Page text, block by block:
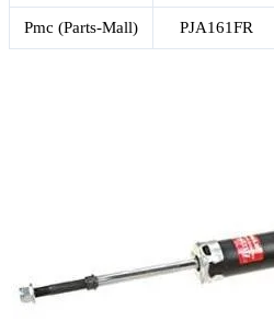
Pmc (Parts-Mall) PJA161FR